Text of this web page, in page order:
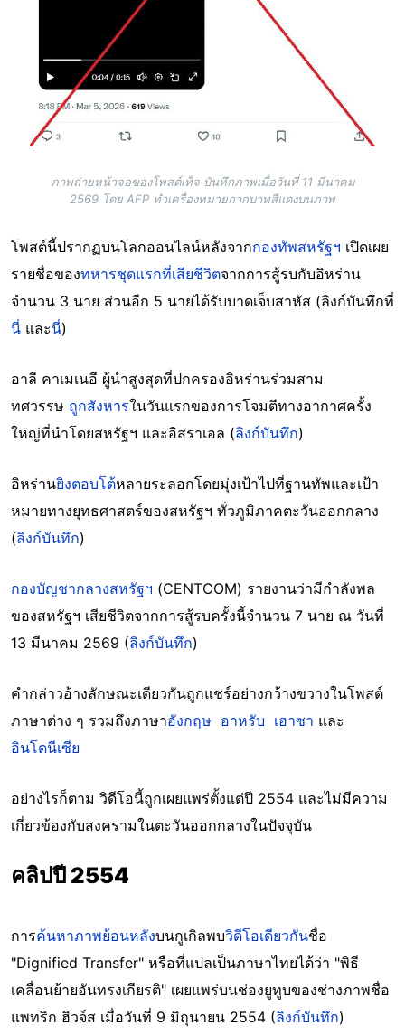
ภาพถ่ายหน้าจอของโพสต์เท็จ บันทึกภาพเมื่อวันที่ 11 มีนาคม
2569 โดย AFP ทำเครื่องหมายกากบาทสีแดงบนภาพ
โพสต์นี้ปรากฏบนโลกออนไลน์หลังจากกองทัพสหรัฐฯ เปิดเผย
รายชื่อของทหารชุดแรกที่เสียชีวิตจากการสู้รบกับอิหร่าน
จำนวน 3 นาย ส่วนอีก 5 นายได้รับบาดเจ็บสาหัส (ลิงก์บันทึกที่
นี่ และนี่)
อาลี คาเมเนอี ผู้นำสูงสุดที่ปกครองอิหร่านร่วมสาม
ทศวรรษ ถูกสังหารในวันแรกของการโจมตีทางอากาศครั้ง
ใหญ่ที่นำโดยสหรัฐฯ และอิสราเอล (ลิงก์บันทึก)
อิหร่านยิงตอบโต้หลายระลอกโดยมุ่งเป้าไปที่ฐานทัพและเป้า
หมายทางยุทธศาสตร์ของสหรัฐฯ ทั่วภูมิภาคตะวันออกกลาง
(ลิงก์บันทึก)
กองบัญชากลางสหรัฐฯ (CENTCOM) รายงานว่ามีกำลังพล
ของสหรัฐฯ เสียชีวิตจากการสู้รบครั้งนี้จำนวน 7 นาย ณ วันที่
13 มีนาคม 2569 (ลิงก์บันทึก)
คำกล่าวอ้างลักษณะเดียวกันถูกแชร์อย่างกว้างขวางในโพสต์
ภาษาต่าง ๆ รวมถึงภาษาอังกฤษ อาหรับ เฮาซา และ
อินโดนีเซีย
อย่างไรก็ตาม วิดีโอนี้ถูกเผยแพร่ตั้งแต่ปี 2554 และไม่มีความ
เกี่ยวข้องกับสงครามในตะวันออกกลางในปัจจุบัน
คลิปปี 2554
การค้นหาภาพย้อนหลังบนกูเกิลพบวิดีโอเดียวกันชื่อ
"Dignified Transfer" หรือที่แปลเป็นภาษาไทยได้ว่า "พิธี
เคลื่อนย้ายอันทรงเกียรติ" เผยแพร่บนช่องยูทูบของช่างภาพชื่อ
แพทริก ฮิวจ์ส เมื่อวันที่ 9 มิถุนายน 2554 (ลิงก์บันทึก)